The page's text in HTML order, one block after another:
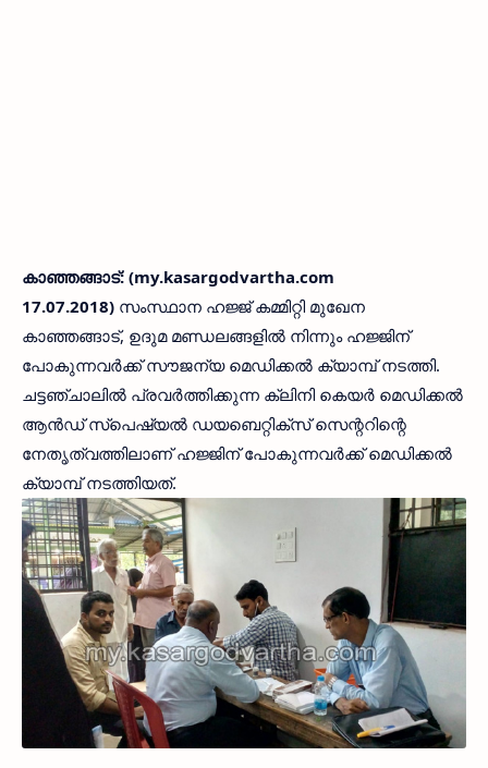
കാഞ്ഞങ്ങാട്: (my.kasargodvartha.com
17.07.2018) സംസ്ഥാന ഹജ്ജ് കമ്മിറ്റി മുഖേന
കാഞ്ഞങ്ങാട്, ഉദുമ മണ്ഡലങ്ങളില്‍ നിന്നും ഹജ്ജിന്
പോകുന്നവര്‍ക്ക് സൗജന്യ മെഡിക്കല്‍ ക്യാമ്പ് നടത്തി.
ചട്ടഞ്ചാലില്‍ പ്രവര്‍ത്തിക്കുന്ന ക്ലിനി കെയര്‍ മെഡിക്കല്‍
ആന്‍ഡ് സ്‌പെഷ്യല്‍ ഡയബെറ്റിക്‌സ് സെന്ററിന്റെ
നേതൃത്വത്തിലാണ് ഹജ്ജിന് പോകുന്നവര്‍ക്ക് മെഡിക്കല്‍
ക്യാമ്പ് നടത്തിയത്.